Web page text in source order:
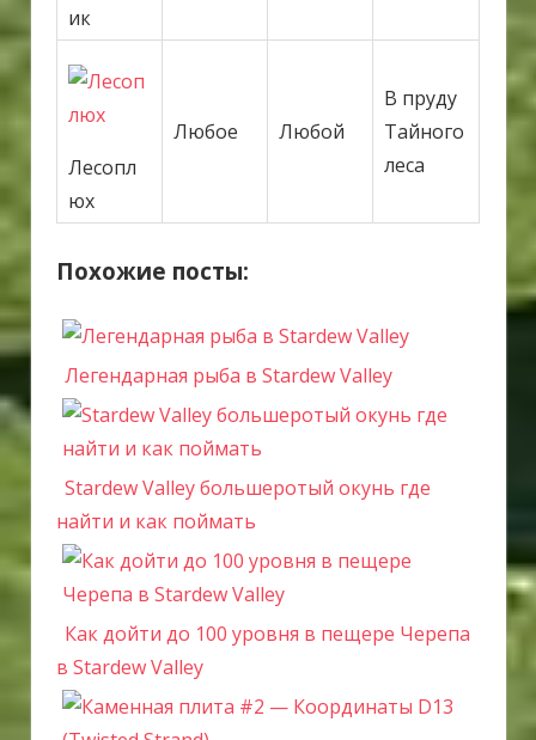
ик
Лесопл
юх
Любое Любой
В пруду
Тайного
леса
Похожие посты:
Легендарная рыба в Stardew Valley
Stardew Valley большеротый окунь где
найти и как поймать
Как дойти до 100 уровня в пещере Черепа
в Stardew Valley